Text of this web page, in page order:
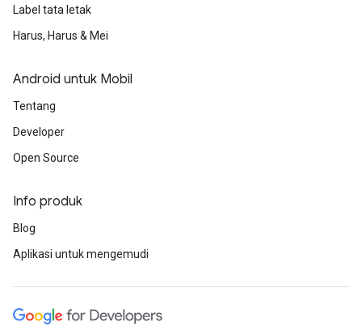
Label tata letak
Harus, Harus & Mei
Android untuk Mobil
Tentang
Developer
Open Source
Info produk
Blog
Aplikasi untuk mengemudi